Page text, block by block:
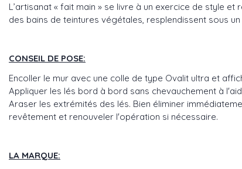
L’artisanat « fait main » se livre à un exercice de style
des bains de teintures végétales, resplendissent sous
CONSEIL DE POSE:
Encoller le mur avec une colle de type Ovalit ultra et
Appliquer les lés bord à bord sans chevauchement à
Araser les extrémités des lés. Bien éliminer
revêtement et renouveler l'opération si nécessaire.
LA MARQUE: